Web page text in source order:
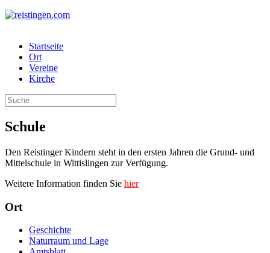
Startseite
Ort
Vereine
Kirche
Schule
Den Reistinger Kindern steht in den ersten Jahren die Grund- und
Mittelschule in Wittislingen zur Verfügung.
Weitere Information finden Sie hier
Ort
Geschichte
Naturraum und Lage